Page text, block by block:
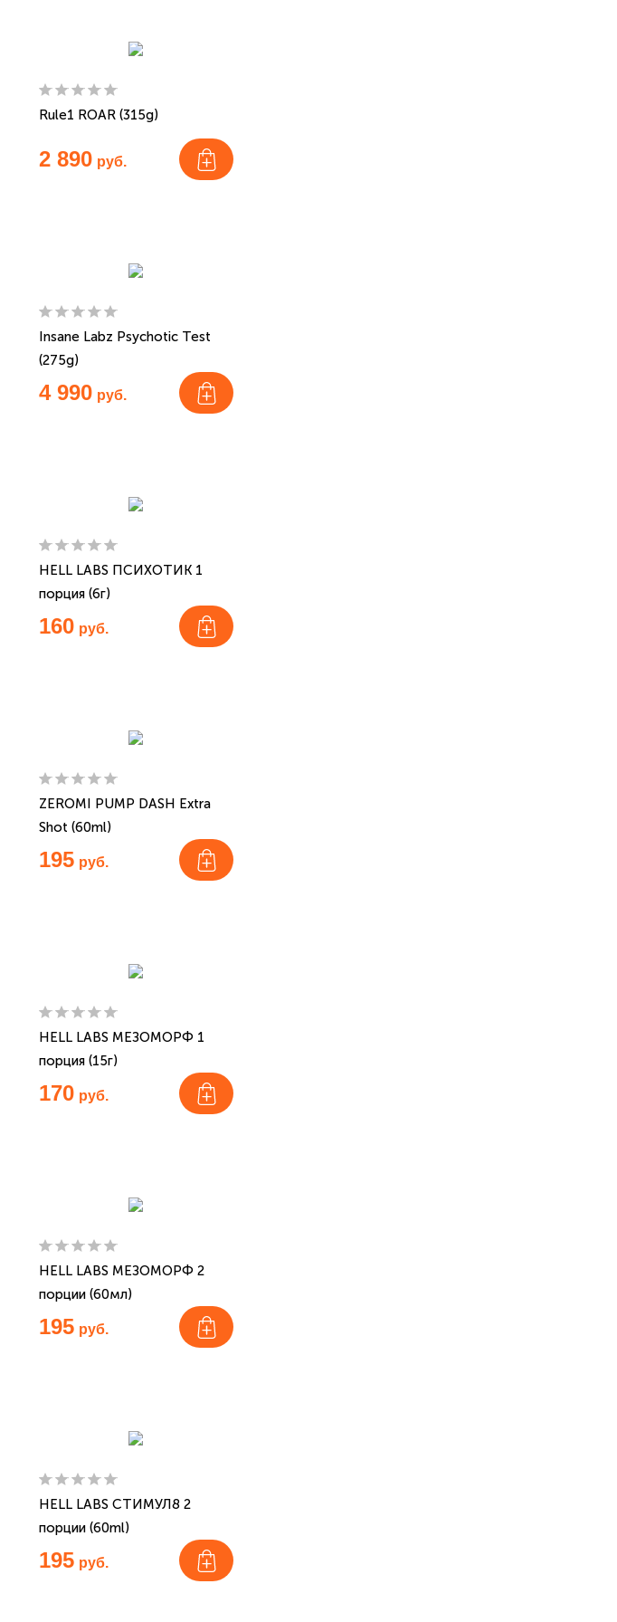
Rule1 ROAR (315g)
2 890 руб.
Insane Labz Psychotic Test
(275g)
4 990 руб.
HELL LABS ПСИХОТИК 1
порция (6г)
160 руб.
ZEROMI PUMP DASH Extra
Shot (60ml)
195 руб.
HELL LABS МЕЗОМОРФ 1
порция (15г)
170 руб.
HELL LABS МЕЗОМОРФ 2
порции (60мл)
195 руб.
HELL LABS СТИМУЛ8 2
порции (60ml)
195 руб.